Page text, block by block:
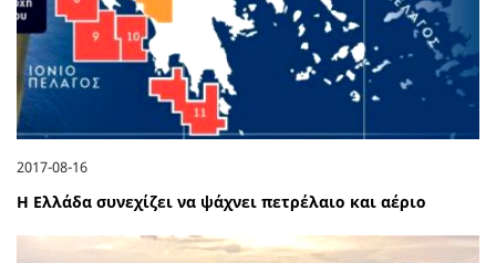
2017-08-16
Η Ελλάδα συνεχίζει να ψάχνει πετρέλαιο και αέριο